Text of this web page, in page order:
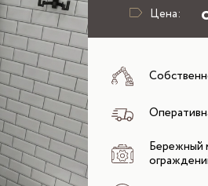
Цена:
Бережный